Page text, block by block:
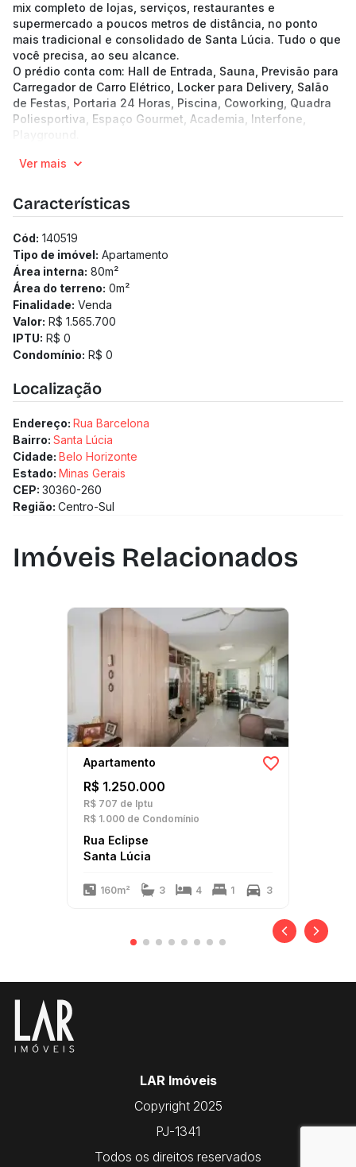
mix completo de lojas, serviços, restaurantes e
supermercado a poucos metros de distância, no ponto
mais tradicional e consolidado de Santa Lúcia. Tudo o que
você precisa, ao seu alcance.
O prédio conta com: Hall de Entrada, Sauna, Previsão para
Carregador de Carro Elétrico, Locker para Delivery, Salão
de Festas, Portaria 24 Horas, Piscina, Coworking, Quadra
Poliesportiva, Espaço Gourmet, Academia, Interfone,
Playground.
80.8 a 157.1 m² de área no bairro Santa Lúcia
2 vagas
2 banheiros
Medidor de água individualizado
Medidor de gás individualizado
Taxa de enxoval: R$ 35.000
Ver mais
Características
Cód: 140519
Tipo de imóvel: Apartamento
Área interna: 80m²
Área do terreno: 0m²
Finalidade: Venda
Valor: R$ 1.565.700
IPTU: R$ 0
Condomínio: R$ 0
Localização
Endereço: Rua Barcelona
Bairro: Santa Lúcia
Cidade: Belo Horizonte
Estado: Minas Gerais
CEP: 30360-260
Região: Centro-Sul
Imóveis Relacionados
Apartamento
R$ 1.250.000
R$ 707 de Iptu
R$ 1.000 de Condomínio
Rua Eclipse
Santa Lúcia
160m² 3 4 1 3
LAR Imóveis
Copyright 2025
PJ-1341
Todos os direitos reservados